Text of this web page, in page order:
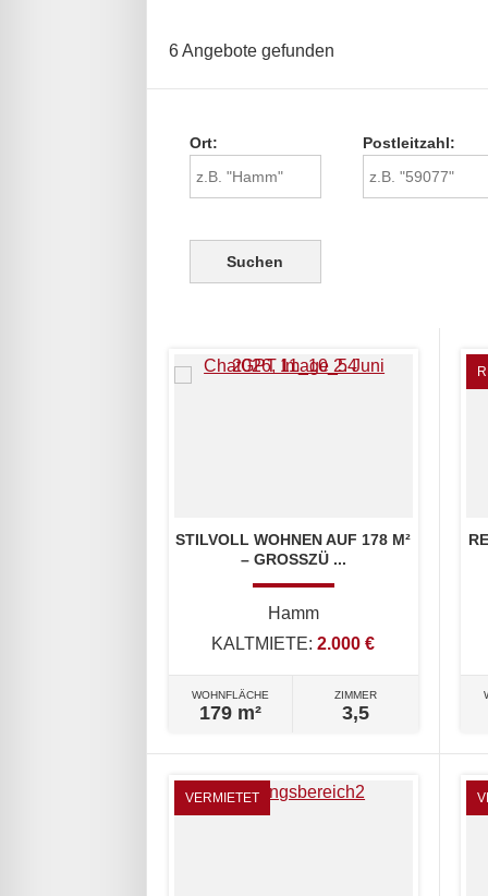
6 Angebote gefunden
Ort: Postleitzahl:
STILVOLL WOHNEN AUF 178 M²
– GROSSZÜ ...
Hamm
KALTMIETE: 2.000 €
WOHNFLÄCHE
179 m²
ZIMMER
3,5
VERMIETET